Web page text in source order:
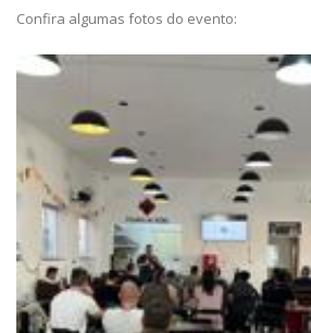
Confira algumas fotos do evento: